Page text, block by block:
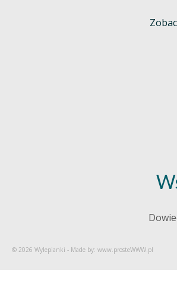
© 2026 Wylepianki - Made by: www.prosteWWW.pl